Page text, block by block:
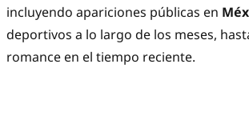
incluyendo apariciones públicas en
deportivos a lo largo de los meses,
romance en el tiempo reciente.